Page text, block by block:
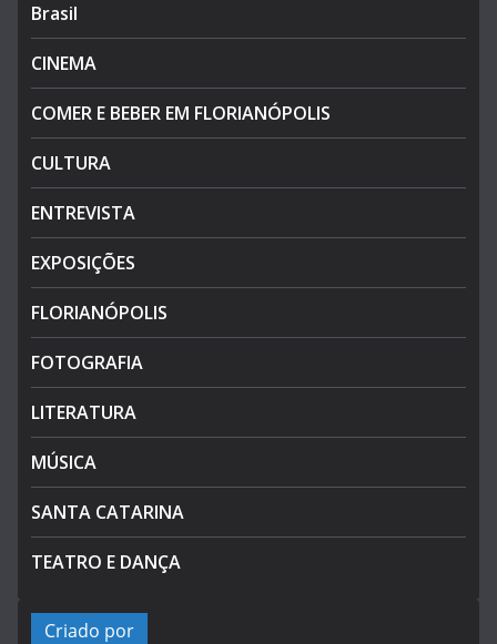
Brasil
CINEMA
COMER E BEBER EM FLORIANÓPOLIS
CULTURA
ENTREVISTA
EXPOSIÇÕES
FLORIANÓPOLIS
FOTOGRAFIA
LITERATURA
MÚSICA
SANTA CATARINA
TEATRO E DANÇA
Criado por